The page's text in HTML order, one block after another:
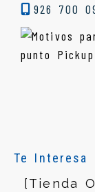
926 700
Te Interesa
[Tienda